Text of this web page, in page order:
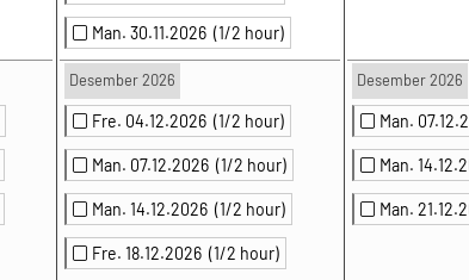
Man. 30.11.2026 (1/2 hour)
Desember 2026
Fre. 04.12.2026 (1/2 hour)
Man. 07.12.2026 (1/2 hour)
Man. 14.12.2026 (1/2 hour)
Fre. 18.12.2026 (1/2 hour)
Desember 2026
Man.
Man.
Man.